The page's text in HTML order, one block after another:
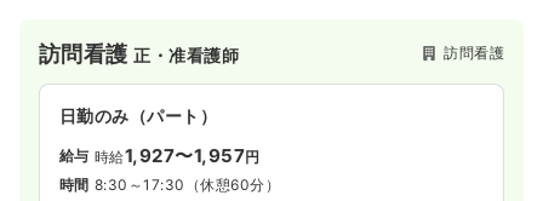
訪問看護正・准看護師 訪問看護
日勤のみ（パート）
給与 時給1,927〜1,957円
時間 8:30～17:30 （休憩60分）